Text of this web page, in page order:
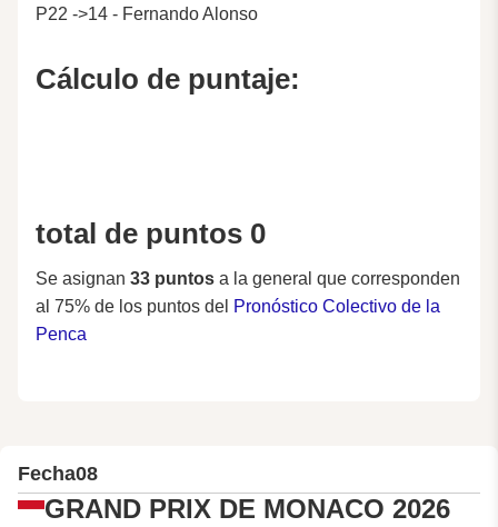
P22 ->14 - Fernando Alonso
Cálculo de puntaje:
total de puntos 0
Se asignan 33 puntos a la general que corresponden
al 75% de los puntos del Pronóstico Colectivo de la
Penca
Fecha08
GRAND PRIX DE MONACO 2026